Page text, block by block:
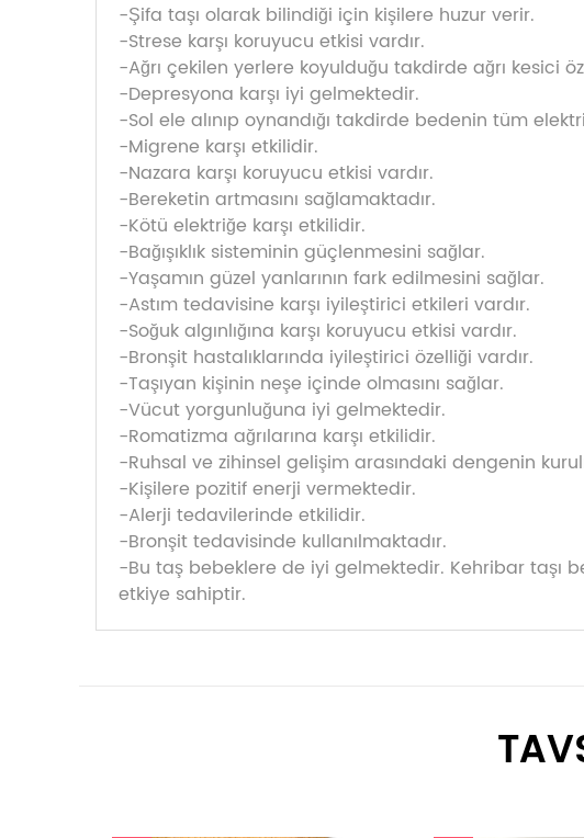
-Şifa taşı olarak bilindiği için kişilere huzur verir.
-Strese karşı koruyucu etkisi vardır.
-Ağrı çekilen yerlere koyulduğu takdirde ağrı kesici
-Depresyona karşı iyi gelmektedir.
-Sol ele alınıp oynandığı takdirde bedenin tüm
-Migrene karşı etkilidir.
-Nazara karşı koruyucu etkisi vardır.
-Bereketin artmasını sağlamaktadır.
-Kötü elektriğe karşı etkilidir.
-Bağışıklık sisteminin güçlenmesini sağlar.
-Yaşamın güzel yanlarının fark edilmesini sağlar.
-Astım tedavisine karşı iyileştirici etkileri vardır.
-Soğuk algınlığına karşı koruyucu etkisi vardır.
-Bronşit hastalıklarında iyileştirici özelliği vardır.
-Taşıyan kişinin neşe içinde olmasını sağlar.
-Vücut yorgunluğuna iyi gelmektedir.
-Romatizma ağrılarına karşı etkilidir.
-Ruhsal ve zihinsel gelişim arasındaki dengenin
-Kişilere pozitif enerji vermektedir.
-Alerji tedavilerinde etkilidir.
-Bronşit tedavisinde kullanılmaktadır.
-Bu taş bebeklere de iyi gelmektedir. Kehribar taşı
etkiye sahiptir.